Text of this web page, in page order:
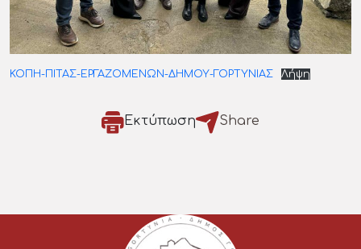
ΚΟΠΗ-ΠΙΤΑΣ-ΕΡΓΑΖΟΜΕΝΩΝ-ΔΗΜΟΥ-ΓΟΡΤΥΝΙΑΣ Λήψη
Εκτύπωση Share